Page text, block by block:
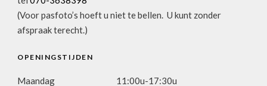
(Voor pasfoto’s hoeft u niet te bellen. U kunt zonder
afspraak terecht.)
OPENINGSTIJDEN
Maandag 11:00u-17:30u